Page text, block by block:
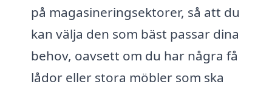
på magasineringsektorer, så att du
kan välja den som bäst passar dina
behov, oavsett om du har några få
lådor eller stora möbler som ska